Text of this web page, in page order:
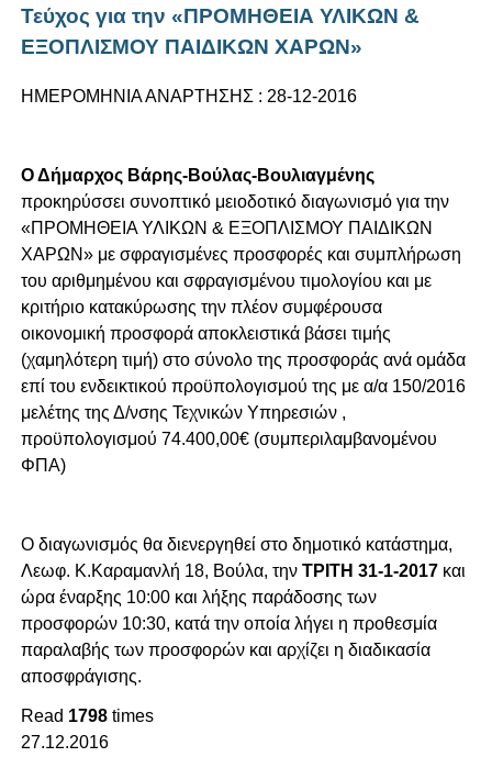
Τεύχος για την «ΠΡΟΜΗΘΕΙΑ ΥΛΙΚΩΝ &
ΕΞΟΠΛΙΣΜΟΥ ΠΑΙΔΙΚΩΝ ΧΑΡΩΝ»
ΗΜΕΡΟΜΗΝΙΑ ΑΝΑΡΤΗΣΗΣ : 28-12-2016
Ο Δήμαρχος Βάρης-Βούλας-Βουλιαγμένης
προκηρύσσει συνοπτικό μειοδοτικό διαγωνισμό για την
«ΠΡΟΜΗΘΕΙΑ ΥΛΙΚΩΝ & ΕΞΟΠΛΙΣΜΟΥ ΠΑΙΔΙΚΩΝ
ΧΑΡΩΝ» με σφραγισμένες προσφορές και συμπλήρωση
του αριθμημένου και σφραγισμένου τιμολογίου και με
κριτήριο κατακύρωσης την πλέον συμφέρουσα
οικονομική προσφορά αποκλειστικά βάσει τιμής
(χαμηλότερη τιμή) στο σύνολο της προσφοράς ανά ομάδα
επί του ενδεικτικού προϋπολογισμού της με α/α 150/2016
μελέτης της Δ/νσης Τεχνικών Υπηρεσιών ,
προϋπολογισμού 74.400,00€ (συμπεριλαμβανομένου
ΦΠΑ)
Ο διαγωνισμός θα διενεργηθεί στο δημοτικό κατάστημα,
Λεωφ. Κ.Καραμανλή 18, Βούλα, τηνΤΡΙΤΗ 31-1-2017 και
ώρα έναρξης 10:00 και λήξης παράδοσης των
προσφορών 10:30, κατά την οποία λήγει η προθεσμία
παραλαβής των προσφορών και αρχίζει η διαδικασία
αποσφράγισης.
Read 1798 times
27.12.2016